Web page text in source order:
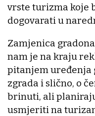
vrste turizma koje
dogovarati u
Zamjenica
nam je na kraju
pitanjem uređenja
zgrada i slično, o
brinuti, ali
usmjeriti na